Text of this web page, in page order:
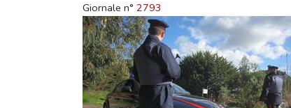
Giornale n° 2793